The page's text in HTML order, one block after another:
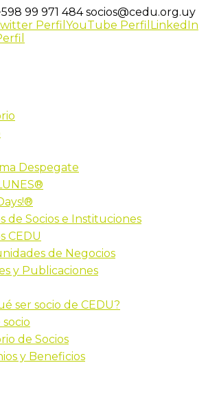
99 971 484socios@cedu.org.uy
Perfil YouTube Perfil LinkedIn
Despegate
de Socios e Instituciones
CEDU
de Negocios
y Publicaciones
ser socio de CEDU?
de Socios
y Beneficios